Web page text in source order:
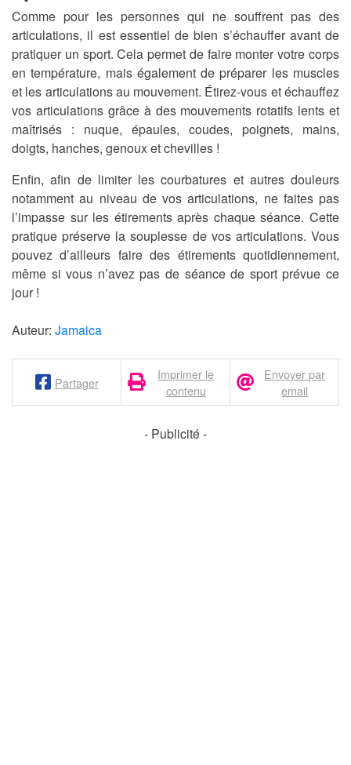
Comme pour les personnes qui ne souffrent pas des
articulations, il est essentiel de bien s’échauffer avant de
pratiquer un sport. Cela permet de faire monter votre corps
en température, mais également de préparer les muscles
et les articulations au mouvement. Étirez-vous et échauffez
vos articulations grâce à des mouvements rotatifs lents et
maîtrisés : nuque, épaules, coudes, poignets, mains,
doigts, hanches, genoux et chevilles !
Enfin, afin de limiter les courbatures et autres douleurs
notamment au niveau de vos articulations, ne faites pas
l’impasse sur les étirements après chaque séance. Cette
pratique préserve la souplesse de vos articulations. Vous
pouvez d’ailleurs faire des étirements quotidiennement,
même si vous n’avez pas de séance de sport prévue ce
jour !
Auteur: Jamaica
Partager
Imprimer le
contenu
Envoyer par
email
- Publicité -